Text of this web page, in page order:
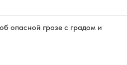
опасной грозе с градом и